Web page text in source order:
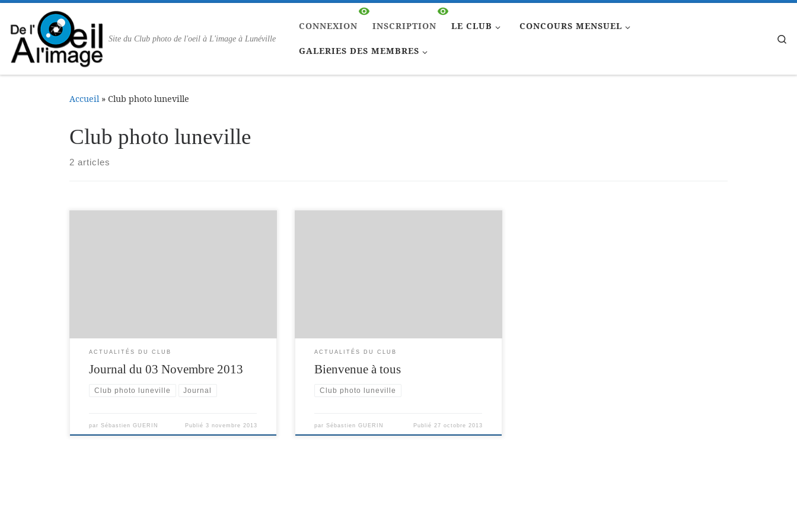
Passer au contenu
Site du Club photo de l'oeil à L'image à Lunéville
CONNEXION INSCRIPTION LE CLUB CONCOURS MENSUEL
GALERIES DES MEMBRES
Accueil » Club photo luneville
Club photo luneville
2 articles
ACTUALITÉS DU CLUB
Journal du 03 Novembre 2013
Club photo luneville Journal
parSébastien GUERIN Publié 3 novembre 2013
ACTUALITÉS DU CLUB
Bienvenue à tous
Club photo luneville
parSébastien GUERIN Publié 27 octobre 2013